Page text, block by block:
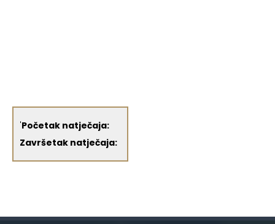
'Početak natječaja:
Završetak natječaja: